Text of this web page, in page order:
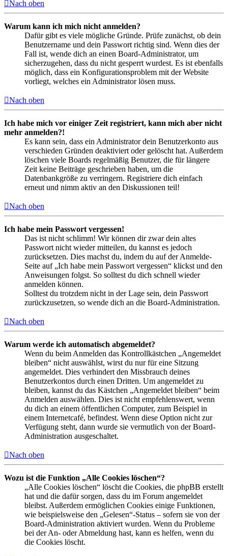
Nach oben
Warum kann ich mich nicht anmelden?
Dafür gibt es viele mögliche Gründe. Prüfe zunächst, ob dein
Benutzername und dein Passwort richtig sind. Wenn dies der
Fall ist, wende dich an einen Board-Administrator, um
sicherzugehen, dass du nicht gesperrt wurdest. Es ist ebenfalls
möglich, dass ein Konfigurationsproblem mit der Website
vorliegt, welches ein Administrator lösen muss.
Nach oben
Ich habe mich vor einiger Zeit registriert, kann mich aber nicht
mehr anmelden?!
Es kann sein, dass ein Administrator dein Benutzerkonto aus
verschieden Gründen deaktiviert oder gelöscht hat. Außerdem
löschen viele Boards regelmäßig Benutzer, die für längere
Zeit keine Beiträge geschrieben haben, um die
Datenbankgröße zu verringern. Registriere dich einfach
erneut und nimm aktiv an den Diskussionen teil!
Nach oben
Ich habe mein Passwort vergessen!
Das ist nicht schlimm! Wir können dir zwar dein altes
Passwort nicht wieder mitteilen, du kannst es jedoch
zurücksetzen. Dies machst du, indem du auf der Anmelde-
Seite auf „Ich habe mein Passwort vergessen“ klickst und den
Anweisungen folgst. So solltest du dich schnell wieder
anmelden können.
Solltest du trotzdem nicht in der Lage sein, dein Passwort
zurückzusetzen, so wende dich an die Board-Administration.
Nach oben
Warum werde ich automatisch abgemeldet?
Wenn du beim Anmelden das Kontrollkästchen „Angemeldet
bleiben“ nicht auswählst, wirst du nur für eine Sitzung
angemeldet. Dies verhindert den Missbrauch deines
Benutzerkontos durch einen Dritten. Um angemeldet zu
bleiben, kannst du das Kästchen „Angemeldet bleiben“ beim
Anmelden auswählen. Dies ist nicht empfehlenswert, wenn
du dich an einem öffentlichen Computer, zum Beispiel in
einem Internetcafé, befindest. Wenn diese Option nicht zur
Verfügung steht, dann wurde sie vermutlich von der Board-
Administration ausgeschaltet.
Nach oben
Wozu ist die Funktion „Alle Cookies löschen“?
„Alle Cookies löschen“ löscht die Cookies, die phpBB erstellt
hat und die dafür sorgen, dass du im Forum angemeldet
bleibst. Außerdem ermöglichen Cookies einige Funktionen,
wie beispielsweise den „Gelesen“-Status – sofern sie von der
Board-Administration aktiviert wurden. Wenn du Probleme
bei der An- oder Abmeldung hast, kann es helfen, wenn du
die Cookies löscht.